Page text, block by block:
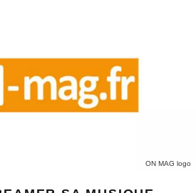
ON MAG logo